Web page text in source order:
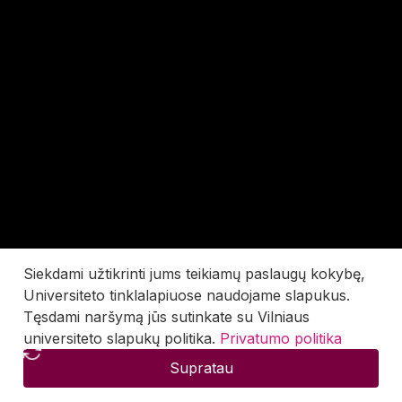
Siekdami užtikrinti jums teikiamų paslaugų kokybę,
Universiteto tinklalapiuose naudojame slapukus.
Tęsdami naršymą jūs sutinkate su Vilniaus
universiteto slapukų politika. Privatumo politika
Supratau